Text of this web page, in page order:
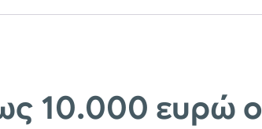
10.000 ευρώ